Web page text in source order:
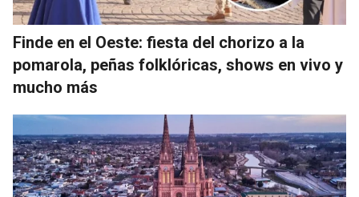
Finde en el Oeste: fiesta del chorizo a la
pomarola, peñas folklóricas, shows en vivo y
mucho más